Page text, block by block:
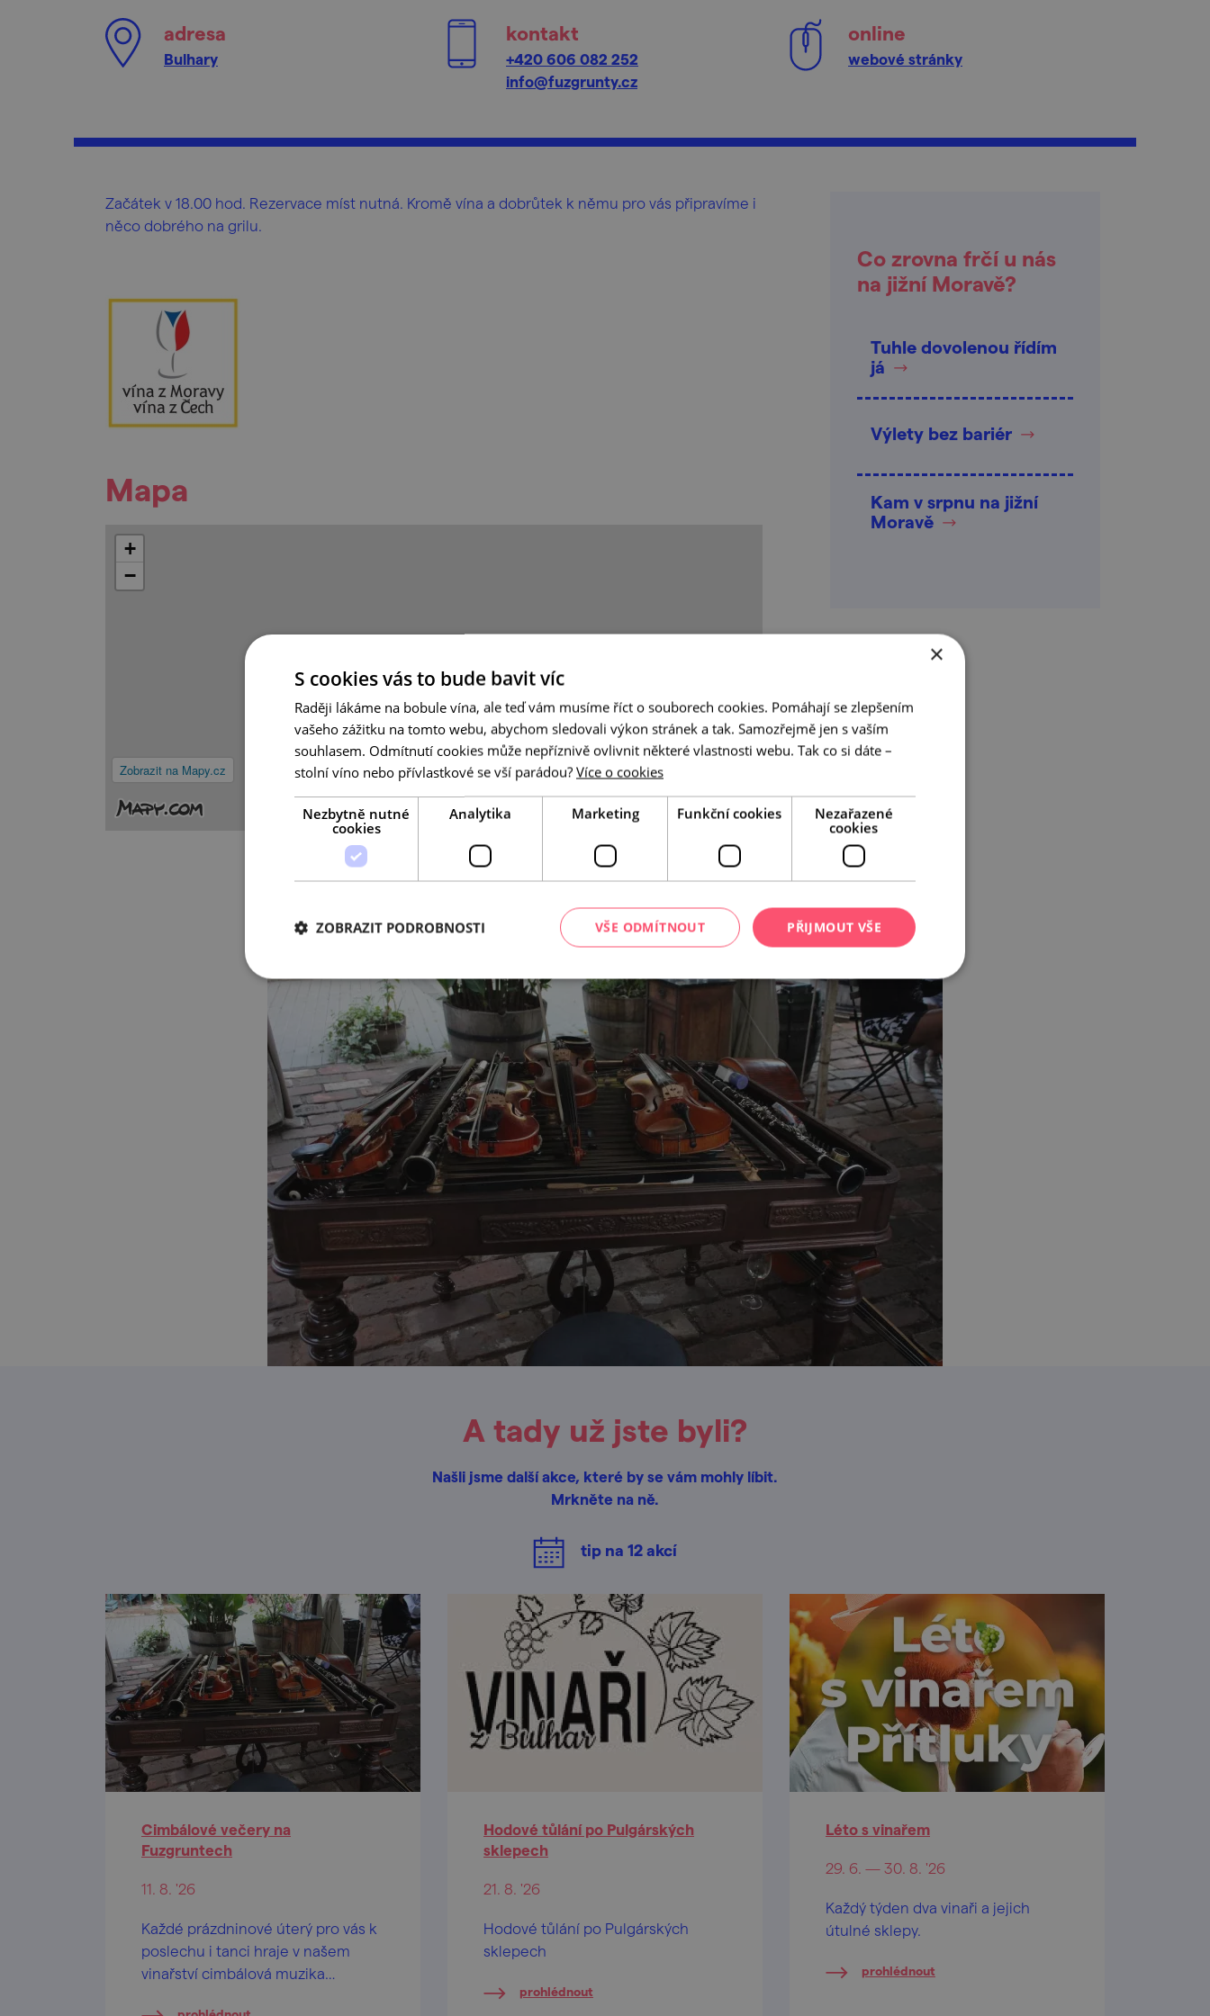
adresa
Bulhary
kontakt
+420 606 082 252
info@fuzgrunty.cz
online
webové stránky
Začátek v 18.00 hod. Rezervace míst nutná. Kromě vína a dobrůtek k němu pro vás připravíme i
něco dobrého na grilu.
Mapa
Zobrazit na Mapy.cz
+
−
Leaflet|© Seznam.cz a.s. a další
Co zrovna frčí u nás
na jižní Moravě?
Tuhle dovolenou řídím
já
Výlety bez bariér
Kam v srpnu na jižní
Moravě
A tady už jste byli?
Našli jsme další akce, které by se vám mohly líbit.
Mrkněte na ně.
tip na 12akcí
Cimbálové večery na
Fuzgruntech
11. 8. '26
Každé prázdninové úterý pro vás k
poslechu i tanci hraje v našem
vinařství cimbálová muzika
Hodové tůlání po Pulgárských
sklepech
21. 8. '26
Hodové tůlání po Pulgárských
sklepech
prohlédnout
Léto s vinařem
29. 6. — 30. 8. '26
Každý týden dva vinaři a jejich
útulné sklepy.
prohlédnout
×
S cookies vás to bude bavit víc
Raději lákáme na bobule vína, ale teď vám musíme říct o souborech cookies. Pomáhají se zlepšením
vašeho zážitku na tomto webu, abychom sledovali výkon stránek a tak. Samozřejmě jen s vaším
souhlasem. Odmítnutí cookies může nepříznivě ovlivnit některé vlastnosti webu. Tak co si dáte –
stolní víno nebo přívlastkové se vší parádou? Více o cookies
Nezbytně nutné
cookies
Analytika Marketing Funkční cookies
Nezařazené
cookies
PŘIJMOUT VŠE
VŠE ODMÍTNOUT
ZOBRAZIT PODROBNOSTI